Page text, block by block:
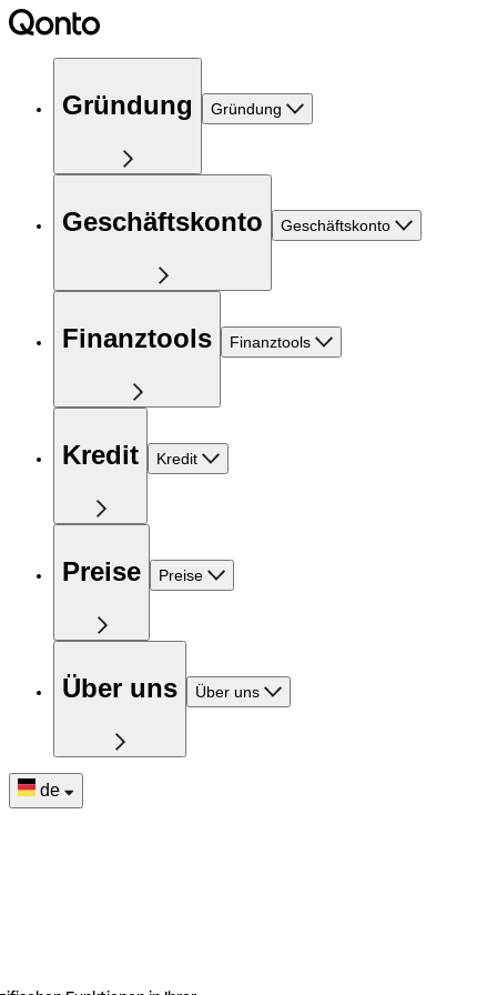
Gründung Gründung
Geschäftskonto Geschäftskonto
Finanztools Finanztools
Kredit Kredit
Preise Preise
Über uns Über uns
de